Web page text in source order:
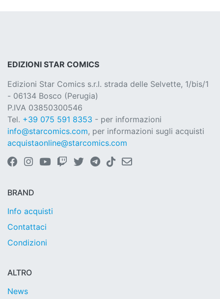
EDIZIONI STAR COMICS
Edizioni Star Comics s.r.l. strada delle Selvette, 1/bis/1
- 06134 Bosco (Perugia)
P.IVA 03850300546
Tel. +39 075 591 8353 - per informazioni
info@starcomics.com, per informazioni sugli acquisti
acquistaonline@starcomics.com
BRAND
Info acquisti
Contattaci
Condizioni
ALTRO
News